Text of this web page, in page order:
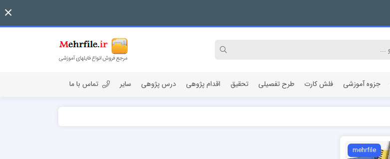
مقاله پژوهشی
جزوه آموزشی فلش کارت طرح تفصیلی تحقیق اقدام پژوهی درس پژوهی سایر تماس با ما
mehrfile